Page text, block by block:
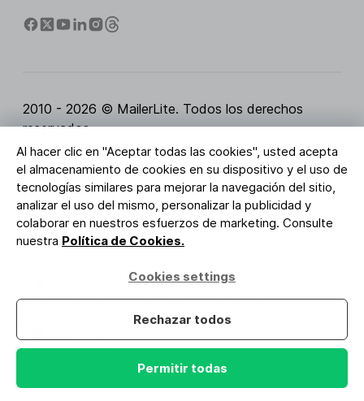
Al hacer clic en "Aceptar todas las cookies", usted acepta
el almacenamiento de cookies en su dispositivo y el uso de
tecnologías similares para mejorar la navegación del sitio,
analizar el uso del mismo, personalizar la publicidad y
colaborar en nuestros esfuerzos de marketing. Consulte
nuestra Política de Cookies.
Cookies settings
Rechazar todos
Permitir todas
2010 - 2026 © MailerLite. Todos los derechos
reservados.
Condiciones del servicio
Política de privacidad
Página de Confianza
Configuración de cookies
Activos de marca
BUREAU VERITAS
Certificación ISO 27001
Conformidad con el RGPD